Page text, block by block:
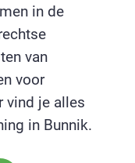
in de
van
voor
vind je alles
in Bunnik.